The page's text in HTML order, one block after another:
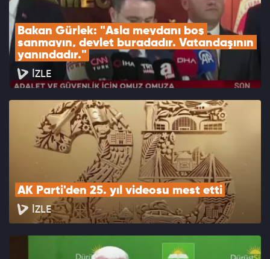
Bakan Gürlek: "Asla meydanı boş
sanmayın, devlet buradadır. Vatandaşının
yanındadır."
İZLE
AK Parti'den 25. yıl videosu mest etti
İZLE